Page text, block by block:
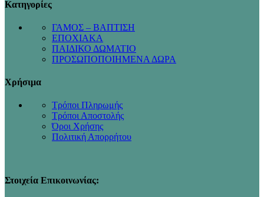
Κατηγορίες
ΓΑΜΟΣ – ΒΑΠΤΙΣΗ
ΕΠΟΧΙΑΚΑ
ΠΑΙΔΙΚΟ ΔΩΜΑΤΙΟ
ΠΡΟΣΩΠΟΠΟΙΗΜΕΝΑ ΔΩΡΑ
Χρήσιμα
Τρόποι Πληρωμής
Τρόποι Αποστολής
Όροι Χρήσης
Πολιτική Απορρήτου
Στοιχεία Επικοινωνίας: